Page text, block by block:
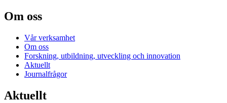
Om oss
Vår verksamhet
Om oss
Forskning, utbildning, utveckling och innovation
Aktuellt
Journalfrågor
Aktuellt